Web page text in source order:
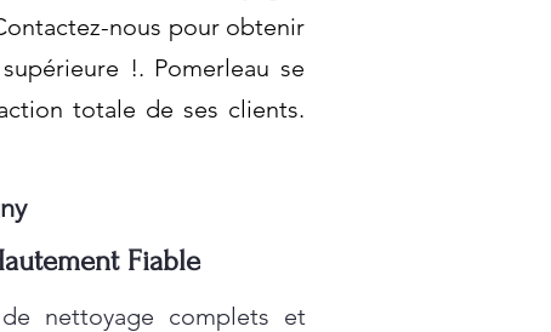
nous pour obtenir
!. Pomerleau se
totale de ses clients.
Fiable
nettoyage complets et